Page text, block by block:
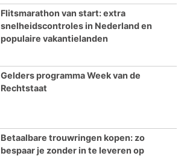
Flitsmarathon van start: extra
snelheidscontroles in Nederland en
populaire vakantielanden
Gelders programma Week van de
Rechtstaat
Betaalbare trouwringen kopen: zo
bespaar je zonder in te leveren op